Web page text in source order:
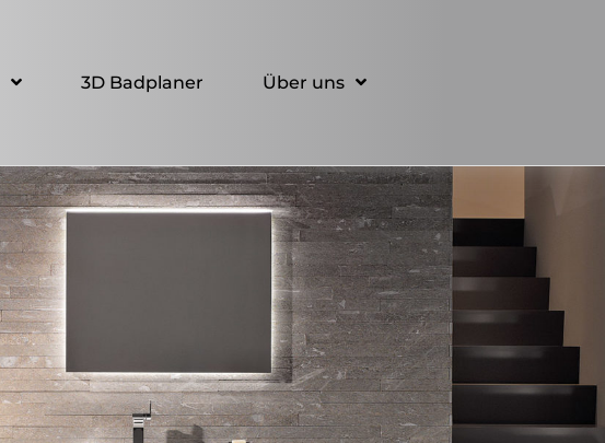
3D Badplaner Über uns